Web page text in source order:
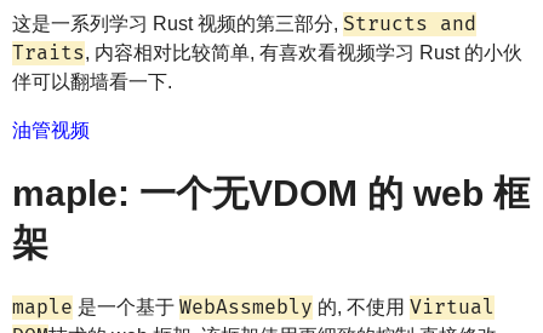
这是一系列学习 Rust 视频的第三部分, Structs and
Traits, 内容相对比较简单, 有喜欢看视频学习 Rust 的小伙
伴可以翻墙看一下.
油管视频
maple: 一个无VDOM 的 web 框
架
maple 是一个基于 WebAssmebly 的, 不使用 Virtual